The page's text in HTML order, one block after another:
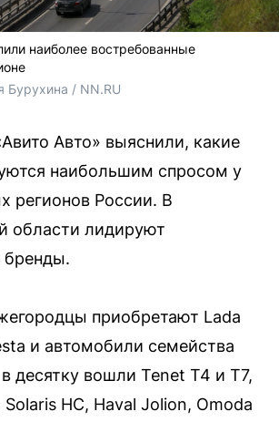
наиболее востребованные
Бурухина / NN.RU
Авто» выяснили, какие
наибольшим спросом у
регионов России. В
области лидируют
бренды.
приобретают Lada
и автомобили семейства
десятку вошли Tenet T4 и T7,
HC, Haval Jolion, Omoda